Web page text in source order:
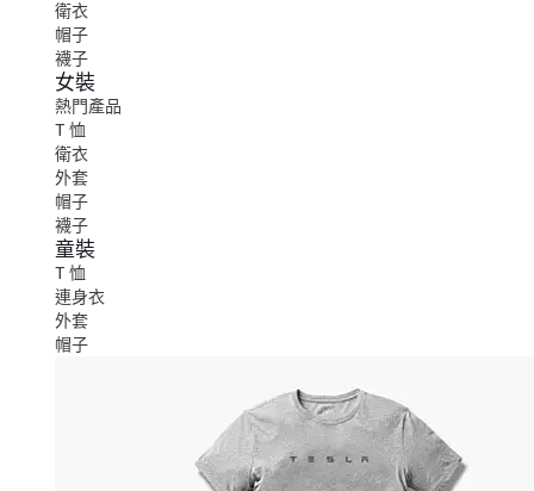
衛衣
帽子
襪子
女裝
熱門產品
T 恤
衛衣
外套
帽子
襪子
童裝
T 恤
連身衣
外套
帽子